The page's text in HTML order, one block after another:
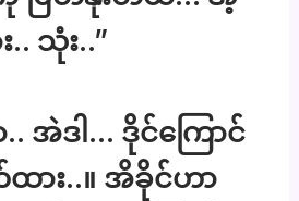
.. သုံး..”
အဲဒါ… ဒိုင်ကြောင်
ား..။ အိခိုင်ဟာ